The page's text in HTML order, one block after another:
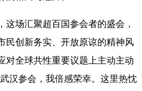
这场汇聚超百国参会者的盛会，
民创新务实、开放原谅的精神风
对全球共性重要议题上主动主动
汉参会，我倍感荣幸。这里热忱